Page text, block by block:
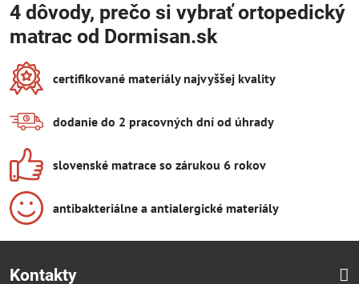
4 dôvody, prečo si vybrať ortopedický
matrac od Dormisan.sk
certifikované materiály najvyššej kvality
dodanie do 2 pracovných dní od úhrady
slovenské matrace so zárukou 6 rokov
antibakteriálne a antialergické materiály
Kontakty